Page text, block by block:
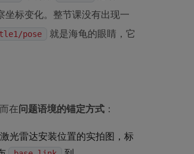
坐标变化。整节课没有出现一
pose
就是海龟的眼睛，它
在问题语境的锚定方式 ：
光雷达安装位置的实拍图，标